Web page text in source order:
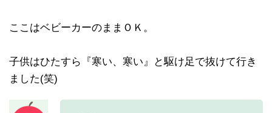
ここはベビーカーのままＯＫ。
子供はひたすら『寒い、寒い』と駆け足で抜けて行き
ました(笑)